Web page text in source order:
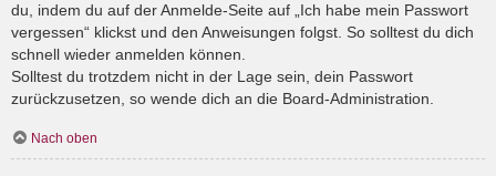
du, indem du auf der Anmelde-Seite auf „Ich habe mein Passwort
vergessen“ klickst und den Anweisungen folgst. So solltest du dich
schnell wieder anmelden können.
Solltest du trotzdem nicht in der Lage sein, dein Passwort
zurückzusetzen, so wende dich an die Board-Administration.
Nach oben